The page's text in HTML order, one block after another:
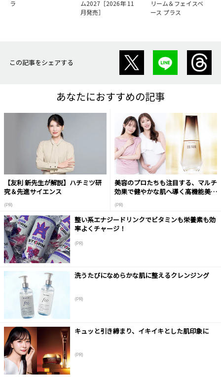
ラ
ム2027［2026年 11
月発売］
リーム＆フェイスベ
ース プラス
この記事をシェアする
あなたにおすすめの記事
【友利 新先生が解説】ハチミツ研
究＆先進サイエンス
(PR)
美容のプロたちも注目する、マルチ
効果で健やかな肌へ導く高機能美容
(PR)
整い系エナジードリンクでビタミンも栄養素も効
率よくチャージ！
(PR)
洗うたびになめらかな肌に整えるクレンジング
(PR)
キュッと引き締まり、イキイキとした肌印象に
(PR)